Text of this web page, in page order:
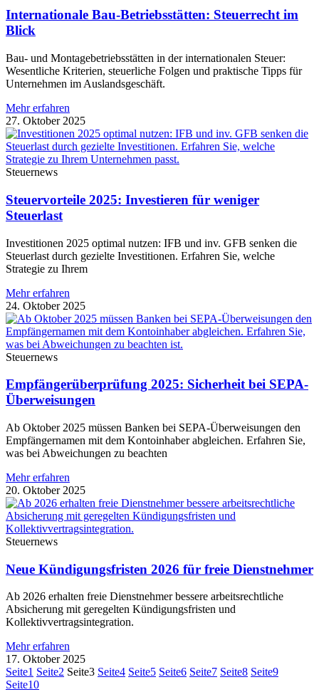
Internationale Bau-Betriebsstätten: Steuerrecht im
Blick
Bau- und Montagebetriebsstätten in der internationalen Steuer:
Wesentliche Kriterien, steuerliche Folgen und praktische Tipps für
Unternehmen im Auslandsgeschäft.
Mehr erfahren
27. Oktober 2025
Steuernews
Steuervorteile 2025: Investieren für weniger
Steuerlast
Investitionen 2025 optimal nutzen: IFB und inv. GFB senken die
Steuerlast durch gezielte Investitionen. Erfahren Sie, welche
Strategie zu Ihrem
Mehr erfahren
24. Oktober 2025
Steuernews
Empfängerüberprüfung 2025: Sicherheit bei SEPA-
Überweisungen
Ab Oktober 2025 müssen Banken bei SEPA-Überweisungen den
Empfängernamen mit dem Kontoinhaber abgleichen. Erfahren Sie,
was bei Abweichungen zu beachten
Mehr erfahren
20. Oktober 2025
Steuernews
Neue Kündigungsfristen 2026 für freie Dienstnehmer
Ab 2026 erhalten freie Dienstnehmer bessere arbeitsrechtliche
Absicherung mit geregelten Kündigungsfristen und
Kollektivvertragsintegration.
Mehr erfahren
17. Oktober 2025
Seite1 Seite2 Seite3 Seite4 Seite5 Seite6 Seite7 Seite8 Seite9
Seite10